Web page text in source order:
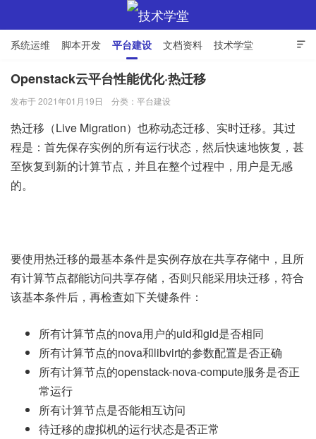

系统运维 脚本开发 平台建设 文档资料 技术学堂
Openstack云平台性能优化·热迁移
发布于 2021年01月19日 分类： 平台建设
热迁移（Live Migration）也称动态迁移、实时迁移。其过
程是：首先保存实例的所有运行状态，然后快速地恢复，甚
至恢复到新的计算节点，并且在整个过程中，用户是无感
的。
要使用热迁移的最基本条件是实例存放在共享存储中，且所
有计算节点都能访问共享存储，否则只能采用块迁移，符合
该基本条件后，再检查如下关键条件：
所有计算节点的nova用户的uid和gid是否相同
所有计算节点的nova和libvirt的参数配置是否正确
所有计算节点的openstack-nova-compute服务是否正
常运行
所有计算节点是否能相互访问
待迁移的虚拟机的运行状态是否正常